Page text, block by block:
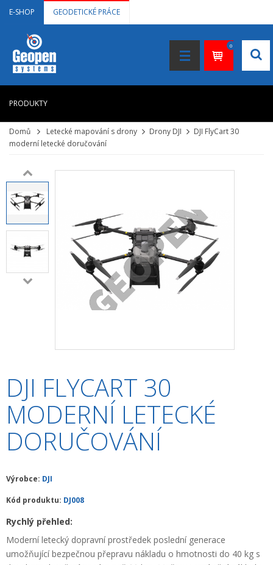
E-SHOP GEODETICKÉ PRÁCE
0
PRODUKTY
HOME
NIVELAČNÍ PŘÍSTROJE
STAVEBNÍ LASERY
DOKUMENTACE VE 3D
GNSS, GPS MĚŘENÍ
HLEDAČKY A DETEKTORY
ODOLNÉ RUČNÍ POČÍTAČE A TABLETY
OSTATNÍ STAVEBNÍ MĚŘIDLA
MĚŘICKÉ POMŮCKY A PŘÍSLUŠENSTVÍ
PŘÍSLUŠENSTVÍ K PŘÍSTROJŮM
+
GEODETICKÝ A CAD SOFTWARE
Domů Letecké mapování s drony Drony DJI
DJI FlyCart 30
moderní letecké doručování
DJI FLYCART 30
MODERNÍ LETECKÉ
DORUČOVÁNÍ
Výrobce: DJI
Kód produktu: DJ008
Rychlý přehled:
Moderní letecký dopravní prostředek poslední generace
umožňující bezpečnou přepravu nákladu o hmotnosti do 40 kg s